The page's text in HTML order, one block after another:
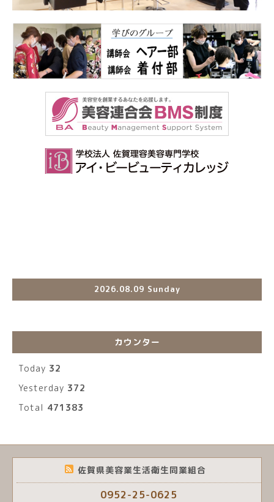
2026.08.09 Sunday
カウンター
Today 32
Yesterday 372
Total 471383
佐賀県美容業生活衛生同業組合
0952-25-0625